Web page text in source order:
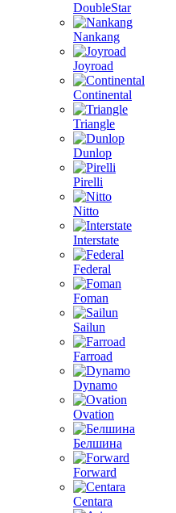
DoubleStar
Nankang
Joyroad
Continental
Triangle
Dunlop
Pirelli
Nitto
Interstate
Federal
Foman
Sailun
Farroad
Dynamo
Ovation
Белшина
Forward
Centara